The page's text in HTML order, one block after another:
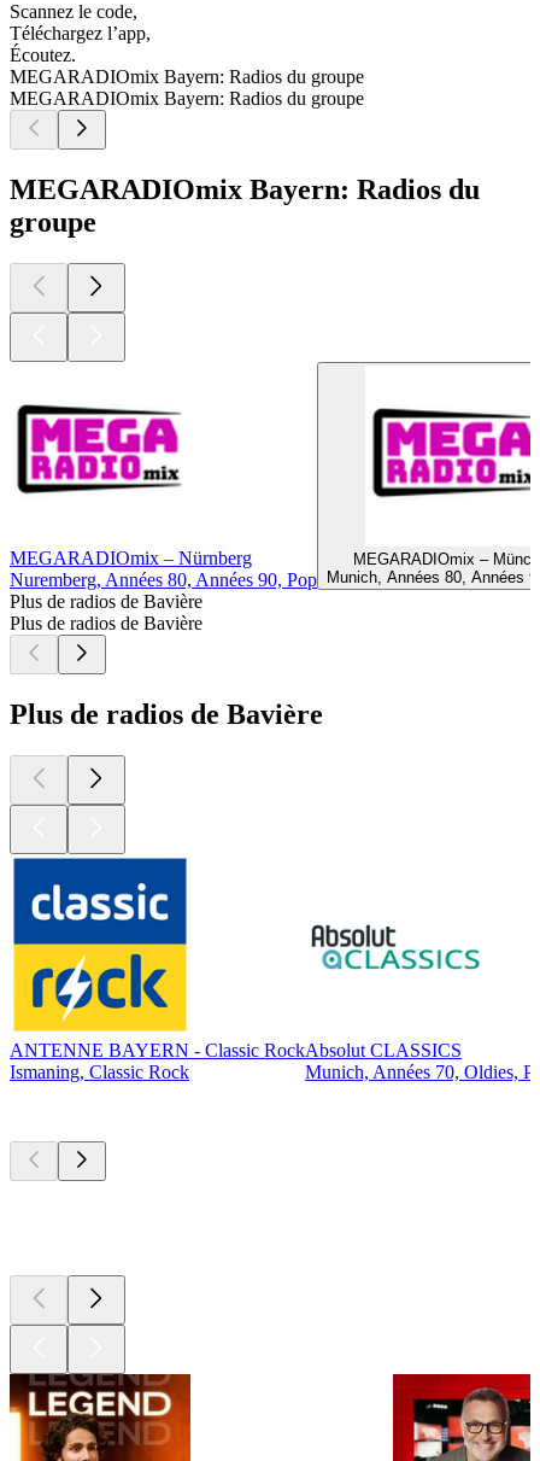
Scannez le code,
Téléchargez l’app,
Écoutez.
MEGARADIOmix Bayern: Radios du groupe
MEGARADIOmix Bayern: Radios du groupe
MEGARADIOmix Bayern: Radios du
groupe
MEGARADIOmix – Nürnberg
Nuremberg, Années 80, Années 90, Pop
MEGARADIOmix –
Munich, Années 80, Années
Plus de radios de Bavière
Plus de radios de Bavière
Plus de radios de Bavière
ANTENNE BAYERN - Classic Rock
Ismaning, Classic Rock
Absolut CLASSICS
Munich, Années 70, Oldies,